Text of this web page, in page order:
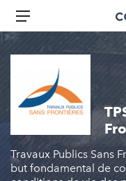
Aller
contenu
principal
Menu
Travaux Publics Sans
but fondamental de